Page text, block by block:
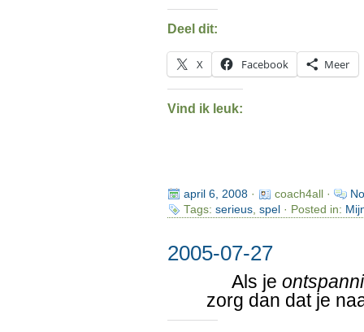
Deel dit:
X Facebook Meer
Vind ik leuk:
april 6, 2008· coach4all ·
Tags: serieus, spel · Posted in:
2005-07-27
Als je
zorg dan dat je